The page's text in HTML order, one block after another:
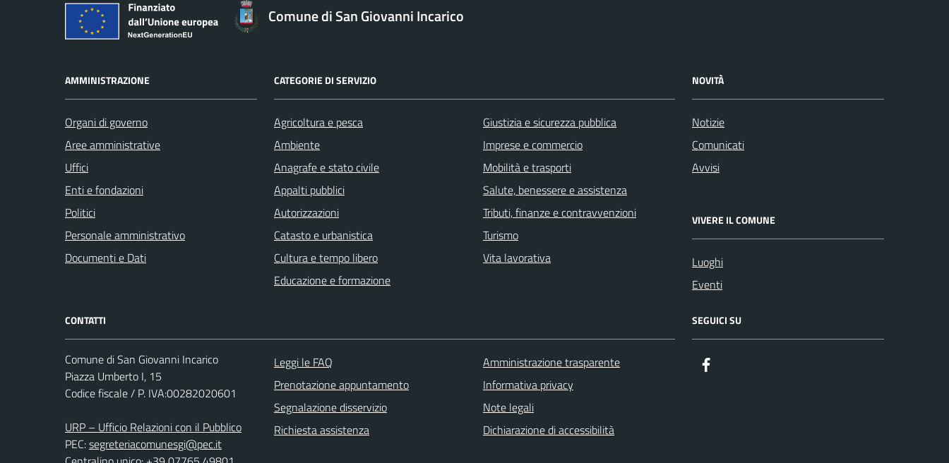
Comune di San Giovanni Incarico
AMMINISTRAZIONE
Organi di governo
Aree amministrative
Uffici
Enti e fondazioni
Politici
Personale amministrativo
Documenti e Dati
CATEGORIE DI SERVIZIO
Agricoltura e pesca
Ambiente
Anagrafe e stato civile
Appalti pubblici
Autorizzazioni
Catasto e urbanistica
Cultura e tempo libero
Educazione e formazione
Giustizia e sicurezza pubblica
Imprese e commercio
Mobilità e trasporti
Salute, benessere e assistenza
Tributi, finanze e contravvenzioni
Turismo
Vita lavorativa
NOVITÀ
Notizie
Comunicati
Avvisi
VIVERE IL COMUNE
Luoghi
Eventi
CONTATTI
Comune di San Giovanni Incarico
Piazza Umberto I, 15
Codice fiscale / P. IVA:00282020601
URP – Ufficio Relazioni con il Pubblico
PEC:segreteriacomunesgi@pec.it
Leggi le FAQ
Prenotazione appuntamento
Segnalazione disservizio
Richiesta assistenza
Amministrazione trasparente
Informativa privacy
Note legali
Dichiarazione di accessibilità
SEGUICI SU